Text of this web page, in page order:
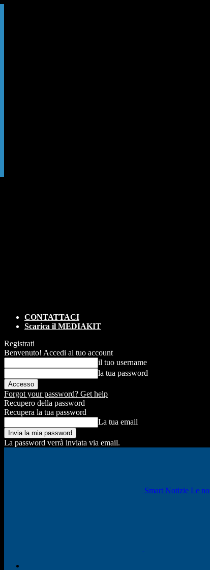
CONTATTACI
Scarica il MEDIAKIT
Registrati
Benvenuto! Accedi al tuo account
il tuo username
la tua password
Forgot your password? Get help
Recupero della password
Recupera la tua password
La tua email
La password verrà inviata via email.
Smart Notizie Le